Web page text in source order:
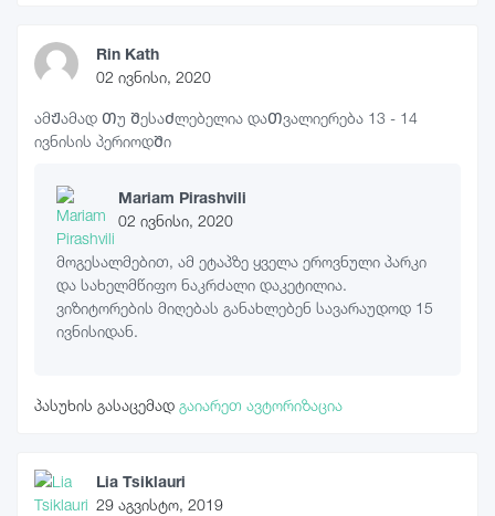
Rin Kath
02 ივნისი, 2020
ამᲟამად Თუ ᲨესაᲫლებელია დაᲗვალიერება 13 - 14
ივნისის პერიოდᲨი
Mariam Pirashvili
02 ივნისი, 2020
მოგესალმებით, ამ ეტაპზე ყველა ეროვნული პარკი
და სახელმწიფო ნაკრძალი დაკეტილია.
ვიზიტორების მიღებას განახლებენ სავარაუდოდ 15
ივნისიდან.
პასუხის გასაცემად გაიარეთ ავტორიზაცია
Lia Tsiklauri
29 აგვისტო, 2019